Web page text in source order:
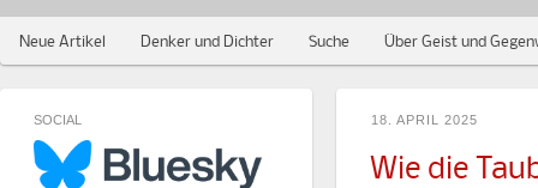
Neue Artikel Denker und Dichter Suche Über Geist und
18. APRIL 2025
Wie die
SOCIAL